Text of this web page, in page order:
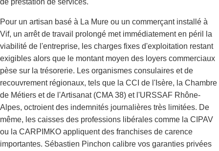
Pour un artisan basé à La Mure ou un commerçant installé à
Vif, un arrêt de travail prolongé met immédiatement en péril la
viabilité de l'entreprise, les charges fixes d'exploitation restant
exigibles alors que le montant moyen des loyers commerciaux
pèse sur la trésorerie. Les organismes consulaires et de
recouvrement régionaux, tels que la CCI de l'Isère, la Chambre
de Métiers et de l'Artisanat (CMA 38) et l'URSSAF Rhône-
Alpes, octroient des indemnités journalières très limitées. De
même, les caisses des professions libérales comme la CIPAV
ou la CARPIMKO appliquent des franchises de carence
importantes. Sébastien Pinchon calibre vos garanties privées